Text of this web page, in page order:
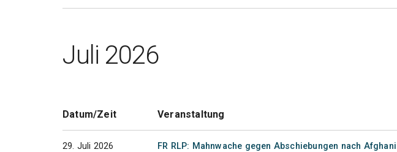
Juli 2026
Datum/Zeit Veranstaltung
29. Juli 2026
FR RLP: Mahnwache gegen Abschiebungen nach